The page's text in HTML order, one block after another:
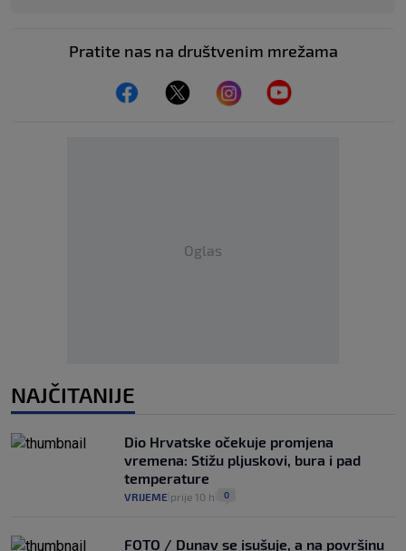
Pratite nas na društvenim mrežama
Oglas
NAJČITANIJE
Dio Hrvatske očekuje promjena
vremena: Stižu pljuskovi, bura i pad
temperature
VRIJEME prije 10 h 0
FOTO / Dunav se isušuje, a na površinu